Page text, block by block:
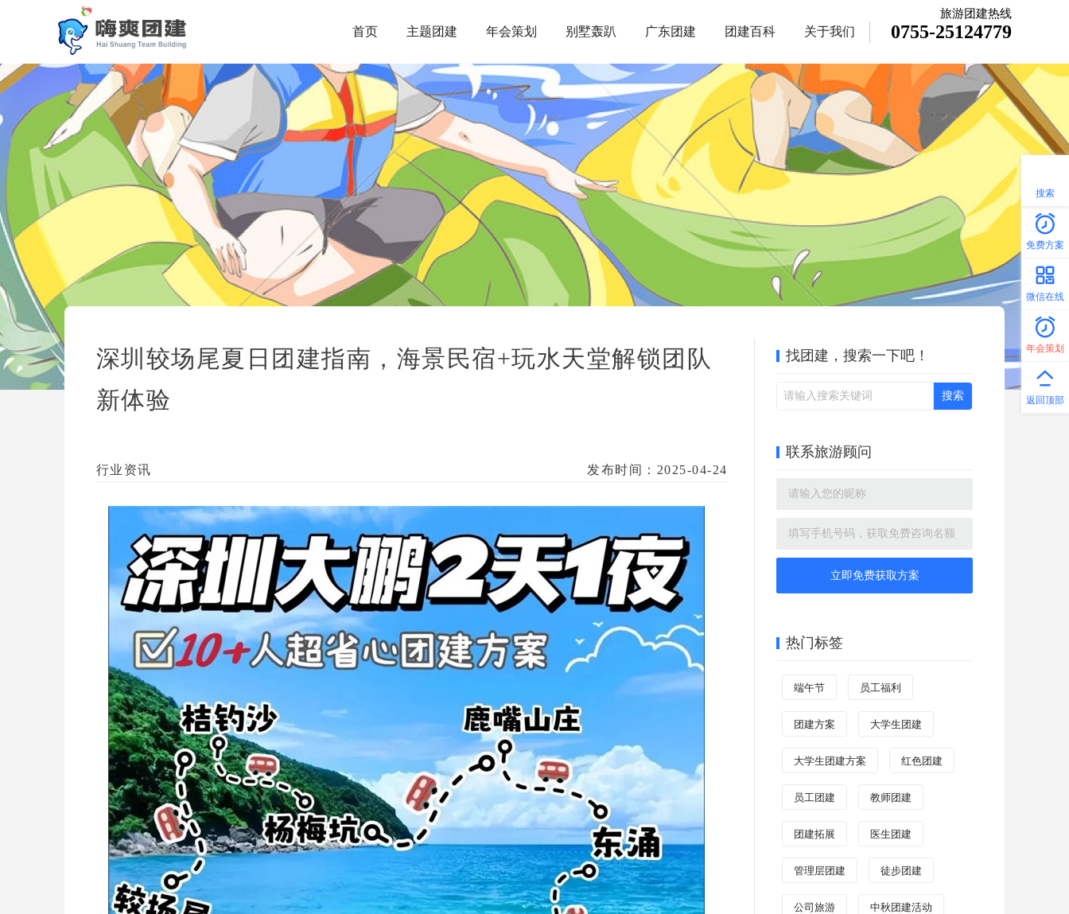
首页 主题团建 年会策划 别墅轰趴 广东团建 团建百科 关于我们
旅游团建热线
0755-25124779
免费方案
微信在线
年会策划
返回顶部
搜索
深圳较场尾夏日团建指南，海景民宿+玩水天堂解锁团队
新体验
行业资讯 发布时间：2025-04-24
找团建，搜索一下吧！
联系旅游顾问
立即免费获取方案
热门标签
端午节 员工福利
团建方案 大学生团建
大学生团建方案 红色团建
员工团建 教师团建
团建拓展 医生团建
管理层团建 徒步团建
公司旅游 中秋团建活动